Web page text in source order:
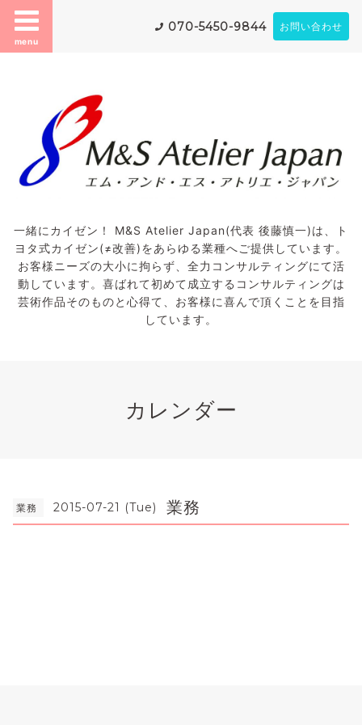
menu
070-5450-9844 お問い合わせ
一緒にカイゼン！ M&S Atelier Japan(代表 後藤慎一)は、ト
ヨタ式カイゼン(≠改善)をあらゆる業種へご提供しています。
お客様ニーズの大小に拘らず、全力コンサルティングにて活
動しています。喜ばれて初めて成立するコンサルティングは
芸術作品そのものと心得て、お客様に喜んで頂くことを目指
しています。
カレンダー
業務 2015-07-21 (Tue) 業務